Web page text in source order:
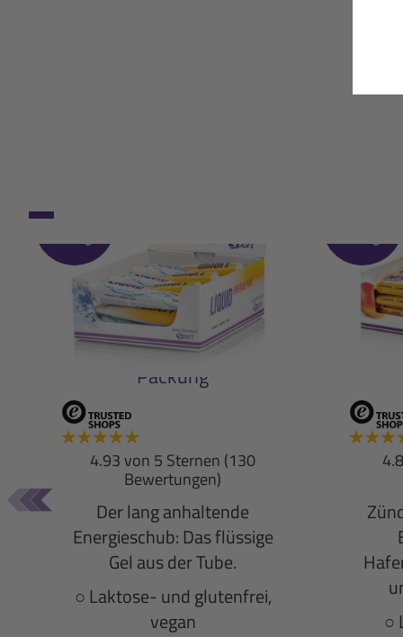
Während
Liquid Energie
Pur
Pfirsich-Maracuja: 18er-
Packung
4.93 von 5 Sternen (130
Bewertungen)
Der lang anhaltende
Energieschub: Das flüssige
Gel aus der Tube.
○ Laktose- und glutenfrei,
vegan
○